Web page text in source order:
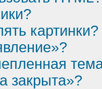
картинки?
закрыта»?